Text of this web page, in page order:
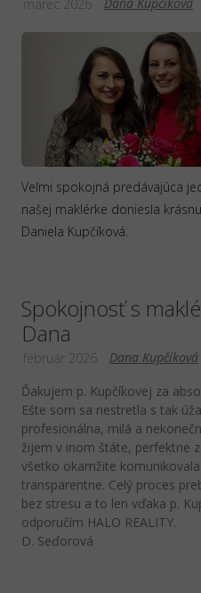
marec 2026
Veľmi spokojná predávajúca
našej maklérke doniesla
Daniela Kupčíková.
Spokojnosť s
Dana
Dana Kupčíková
február 2026
Ďakujem p. Kupčíkovej za
Ešte som sa nestretla s tak
profesionálna, milá a
žijem v inom štáte, perfektne
všetko okamžite
transparentne. Celý proces
bez stresu a to len vďaka p.
odporučím HALO REALITY.
D. Seďorová